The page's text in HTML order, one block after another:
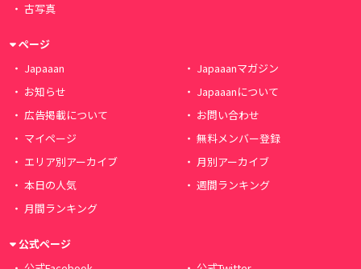
古写真
ページ
Japaaan
Japaaanマガジン
お知らせ
Japaaanについて
広告掲載について
お問い合わせ
マイページ
無料メンバー登録
エリア別アーカイブ
月別アーカイブ
本日の人気
週間ランキング
月間ランキング
公式ページ